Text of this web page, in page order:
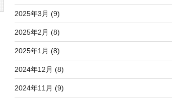
2025年3月 (9)
2025年2月 (8)
2025年1月 (8)
2024年12月 (8)
2024年11月 (9)